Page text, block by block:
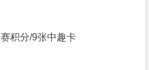
积分/9张中趣卡